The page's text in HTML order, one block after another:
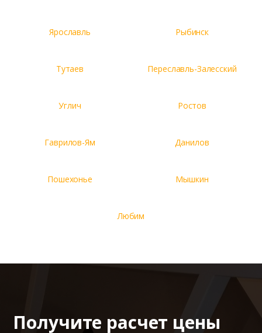
Ярославль Рыбинск
Тутаев Переславль-Залесский
Углич Ростов
Гаврилов-Ям Данилов
Пошехонье Мышкин
Любим
Получите расчет цены